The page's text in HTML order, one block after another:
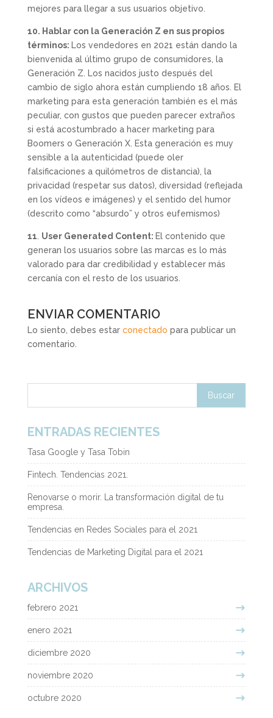
mejores para llegar a sus usuarios objetivo.
10. Hablar con la Generación Z en sus propios
términos: Los vendedores en 2021 están dando la
bienvenida al último grupo de consumidores, la
Generación Z. Los nacidos justo después del
cambio de siglo ahora están cumpliendo 18 años. El
marketing para esta generación también es el más
peculiar, con gustos que pueden parecer extraños
si está acostumbrado a hacer marketing para
Boomers o Generación X. Esta generación es muy
sensible a la autenticidad (puede oler
falsificaciones a quilómetros de distancia), la
privacidad (respetar sus datos), diversidad (reflejada
en los vídeos e imágenes) y el sentido del humor
(descrito como “absurdo” y otros eufemismos)
11 User Generated Content: El contenido que
generan los usuarios sobre las marcas es lo más
valorado para dar credibilidad y establecer más
cercanía con el resto de los usuarios.
ENVIAR COMENTARIO
Lo siento, debes estar conectado para publicar un
comentario.
ENTRADAS RECIENTES
Tasa Google y Tasa Tobin
Fintech. Tendencias 2021.
Renovarse o morir. La transformación digital de tu
empresa.
Tendencias en Redes Sociales para el 2021
Tendencias de Marketing Digital para el 2021
ARCHIVOS
febrero 2021
enero 2021
diciembre 2020
noviembre 2020
octubre 2020